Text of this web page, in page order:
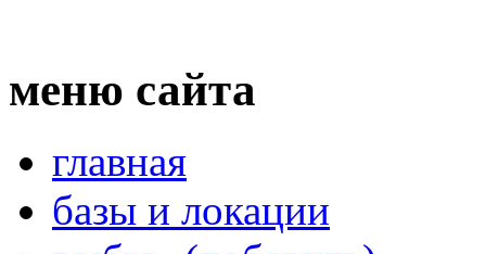
меню сайта
главная
базы и локации